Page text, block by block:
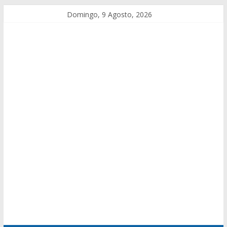
Domingo, 9 Agosto, 2026